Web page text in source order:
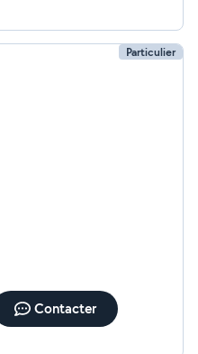
Particulier
Contacter